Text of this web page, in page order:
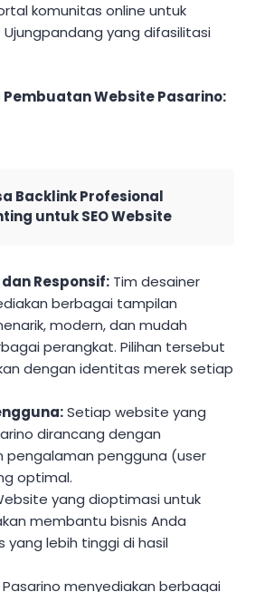
komunitas online untuk
Ujungpandang yang difasilitasi
Website Pasarino:
Backlink Profesional
untuk SEO Website
Responsif: Tim desainer
berbagai tampilan
modern, dan mudah
perangkat. Pilihan tersebut
dengan identitas merek setiap
Setiap website yang
dirancang dengan
pengalaman pengguna (user
optimal.
yang dioptimasi untuk
membantu bisnis Anda
yang lebih tinggi di hasil
Pasarino menyediakan berbagai